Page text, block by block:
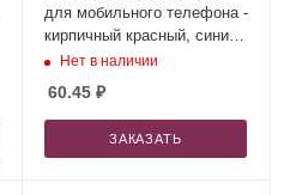
для мобильного телефона -
кирпичный красный, синие
чернила
Нет в наличии
60.45₽
ЗАКАЗАТЬ